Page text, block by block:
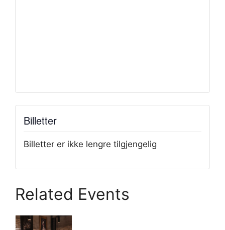
Billetter
Billetter er ikke lengre tilgjengelig
Related Events